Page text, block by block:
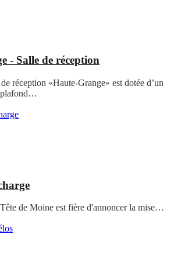
- Salle de réception
réception «Haute-Grange» est dotée d’un
plafond…
de Moine est fière d'annoncer la mise…